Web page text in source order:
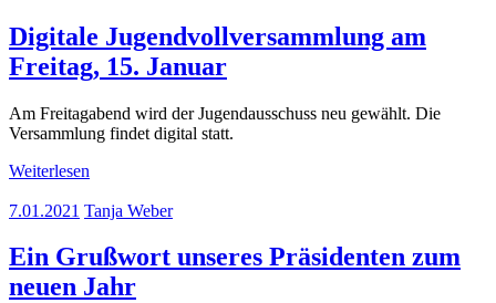
Digitale Jugendvollversammlung am
Freitag, 15. Januar
Am Freitagabend wird der Jugendausschuss neu gewählt. Die
Versammlung findet digital statt.
Weiterlesen
7.01.2021 Tanja Weber
Ein Grußwort unseres Präsidenten zum
neuen Jahr